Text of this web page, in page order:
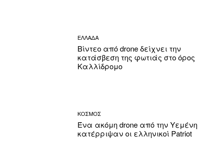
ΕΛΛΑΔΑ
Βίντεο από drone δείχνει την
κατάσβεση της φωτιάς στο όρος
Καλλίδρομο
ΚΟΣΜΟΣ
Ένα ακόμη drone από την Υεμένη
κατέρριψαν οι ελληνικοί Patriot